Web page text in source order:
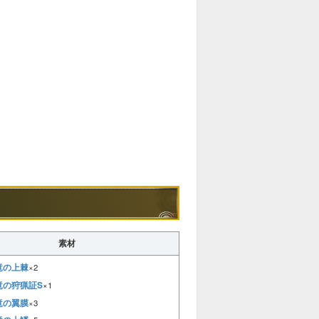
素材
の上棘×2
の狩猟証S×1
の翼膜×3